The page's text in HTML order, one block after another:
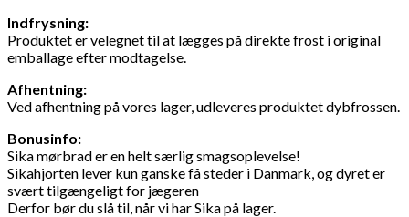
Indfrysning:
Produktet er velegnet til at lægges på direkte frost i original
emballage efter modtagelse.
Afhentning:
Ved afhentning på vores lager, udleveres produktet dybfrossen.
Bonusinfo:
Sika mørbrad er en helt særlig smagsoplevelse!
Sikahjorten lever kun ganske få steder i Danmark, og dyret er
svært tilgængeligt for jægeren
Derfor bør du slå til, når vi har Sika på lager.